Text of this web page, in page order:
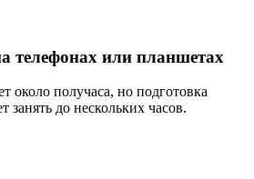
телефонах или планшетах
около получаса, но подготовка
занять до нескольких часов.